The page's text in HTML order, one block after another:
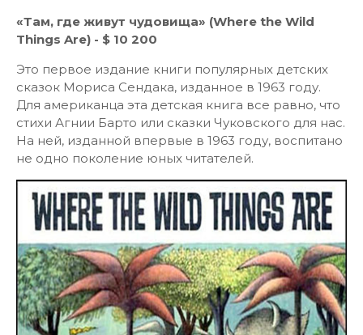
«Там, где живут чудовища» (Where the Wild
Things Are) - $ 10 200
Это первое издание книги популярных детских
сказок Мориса Сендака, изданное в 1963 году.
Для американца эта детская книга все равно, что
стихи Агнии Барто или сказки Чуковского для нас.
На ней, изданной впервые в 1963 году, воспитано
не одно поколение юных читателей.